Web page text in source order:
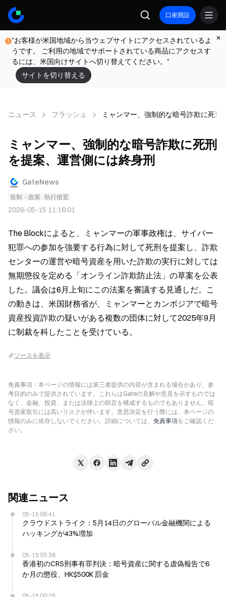
口座開設
"お客様が米国地域から当ウェブサイトにアクセスされているよ
うです。 ご利用の地域でサポートされている商品にアクセスす
るには、米国向けサイトへ切り替えてください。"
サイトを切り替える
ニュース フラッシュ ミャンマー、強制的な暗号詐欺に死
ミャンマー、強制的な暗号詐欺に死刑
を提案、運営側には終身刑
GateNews
規制・政策 執行措置
2026-05-15 11:16:01
The Blockによると、ミャンマーの軍事政権は、サイバー
犯罪への参加を強要する行為に対して死刑を提案し、詐欺
センターの運営や暗号資産を用いた詐欺の実行に対しては
無期懲役を定める「オンライン詐欺防止法」の草案を公表
した。議会は6月上旬にこの法案を審議する見通しだ。こ
の動きは、米国財務省が、ミャンマーとカンボジアで暗号
資産投資詐欺の疑いがある複数の団体に対して2025年9月
に制裁を科したことを受けている。
ソースを表示
免責事項：本ページの情報には第三者提供の内容が含まれる場合があり、参
考目的のみで提供されています。これらはGateの見解や意見を示すものでは
なく、金融、投資、または法律上の助言を構成するものでもありません。暗
号資産取引には高いリスクが伴います。意思決定を行う際には、本ページの
情報のみに依存しないでください。詳細については、 免責事項をご確認くだ
さい。
関連ニュース
05-15 06:41
クラウドストライク：5月14日のグローバル金融機関による
ハッキングが43%増加
05-15 03:38
香港初のCRS刑事有罪判決：暗号資産に関する虚偽報告で6
か月の懲役、HK$500K 罰金